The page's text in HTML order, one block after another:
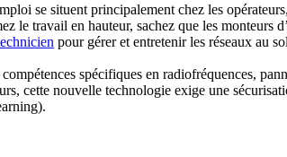
se situent principalement chez les
le travail en hauteur, sachez que les monteurs
pour gérer et entretenir les réseaux au
spécifiques en radiofréquences,
cette nouvelle technologie exige une